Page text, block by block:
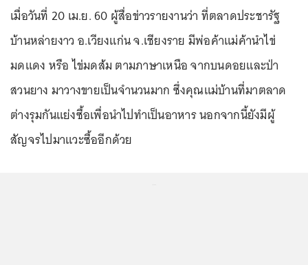
เมื่อวันที่ 20 เม.ย. 60 ผู้สื่อข่าวรายงานว่า ที่ตลาดประชารัฐ
บ้านหล่ายงาว อ.เวียงแก่น จ.เชียงราย มีพ่อค้าแม่ค้านำไข่
มดแดง หรือ ไข่มดส้ม ตามภาษาเหนือ จากบนดอยและป่า
สวนยาง มาวางขายเป็นจำนวนมาก ซึ่งคุณแม่บ้านที่มาตลาด
ต่างรุมกันแย่งซื้อเพื่อนำไปทำเป็นอาหาร นอกจากนี้ยังมีผู้
สัญจรไปมาแวะซื้ออีกด้วย